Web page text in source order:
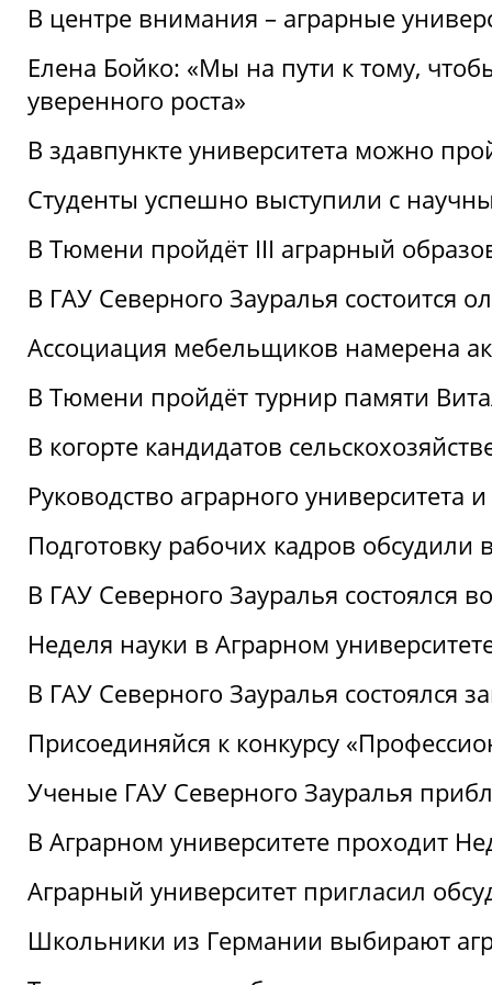
В центре внимания – аграрные
Елена Бойко: «Мы на пути к тому,
уверенного роста»
В здавпункте университета можно
Студенты успешно выступили с
В Тюмени пройдёт III аграрный
В ГАУ Северного Зауралья состоится
Ассоциация мебельщиков намерена
В Тюмени пройдёт турнир памяти
В когорте кандидатов
Руководство аграрного
Подготовку рабочих кадров
В ГАУ Северного Зауралья состоялся
Неделя науки в Аграрном
В ГАУ Северного Зауралья
Присоединяйся к конкурсу
Ученые ГАУ Северного Зауралья
В Аграрном университете проходит
Аграрный университет пригласил
Школьники из Германии выбирают